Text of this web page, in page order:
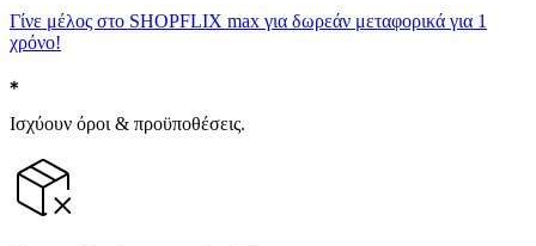
Γίνε μέλος στο SHOPFLIX max για δωρεάν μεταφορικά για 1
χρόνο!
Ισχύουν όροι & προϋποθέσεις.